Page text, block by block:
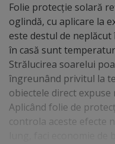
Folie protecție solară
oglindă, cu aplicare la
este destul de neplăcut
în casă sunt
Strălucirea soarelui
îngreunând privitul la
obiectele direct expuse
Aplicând folie de
controla aceste efecte